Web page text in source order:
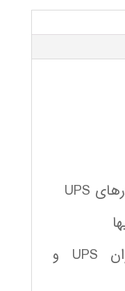
4. نحوه محاسبه توان UPS و